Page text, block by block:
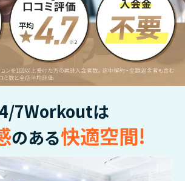
7Workoutは
のある快適空間!